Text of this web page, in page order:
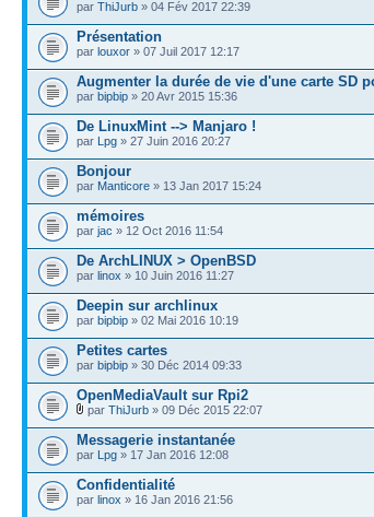
par ThiJurb » 04 Fév 2017 22:39
Présentation
par louxor » 07 Juil 2017 12:17
Augmenter la durée de vie d'une carte SD
par bipbip » 20 Avr 2015 15:36
De LinuxMint --> Manjaro !
par Lpg » 27 Juin 2016 20:27
Bonjour
par Manticore » 13 Jan 2017 15:24
mémoires
par jac » 12 Oct 2016 11:54
De ArchLINUX > OpenBSD
par linox » 10 Juin 2016 11:27
Deepin sur archlinux
par bipbip » 02 Mai 2016 10:19
Petites cartes
par bipbip » 30 Déc 2014 09:33
OpenMediaVault sur Rpi2
par ThiJurb » 09 Déc 2015 22:07
Messagerie instantanée
par Lpg » 17 Jan 2016 12:08
Confidentialité
par linox » 16 Jan 2016 21:56